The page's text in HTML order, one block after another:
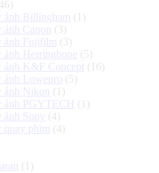
ảnh Billingham (1)
Canon
(3)
ảnh Fujifilm (3)
ảnh Herringbone (5)
ảnh K&F Concept (16)
ảnh Lowepro (5)
Nikon
(1)
ảnh PGYTECH
(1)
Sony (4)
quay phim (4)
(1)